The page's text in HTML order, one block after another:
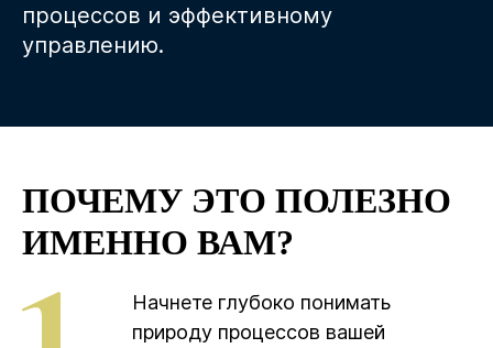
процессов и эффективному
управлению.
ПОЧЕМУ ЭТО ПОЛЕЗНО
ИМЕННО ВАМ?
Начнете глубоко понимать
природу процессов вашей